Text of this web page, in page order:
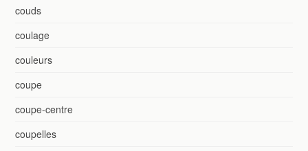
couds
coulage
couleurs
coupe
coupe-centre
coupelles